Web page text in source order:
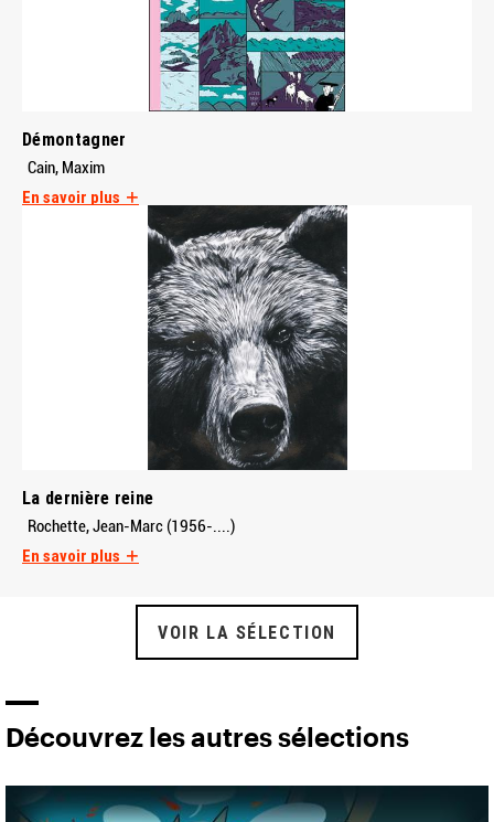
Démontagner
Cain, Maxim
En savoir plus
La dernière reine
Rochette, Jean-Marc (1956-....)
En savoir plus
VOIR LA SÉLECTION
Découvrez les autres sélections